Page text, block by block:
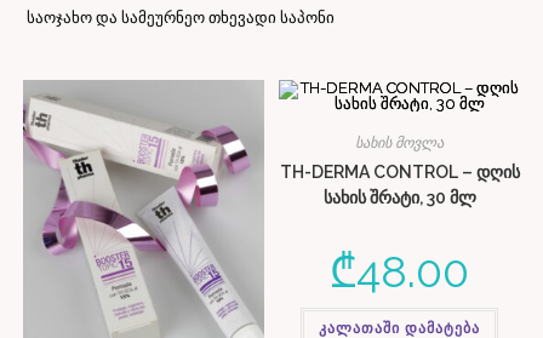
საოჯახო და სამეურნეო თხევადი საპონი
სახის მოვლა
TH-DERMA CONTROL – დღის
სახის შრატი, 30 მლ
₾48.00
კალათაში დამატება